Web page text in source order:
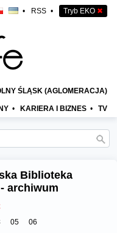
• RSS • Tryb EKO ✖
ŚLĄSK (AGLOMERACJA)
• KARIERA I BIZNES • TV
Biblioteka
archiwum
05
06